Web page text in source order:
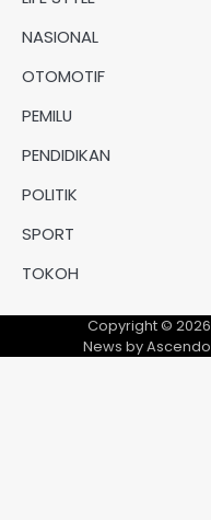
NASIONAL
OTOMOTIF
PEMILU
PENDIDIKAN
POLITIK
SPORT
TOKOH
Copyright © 2026
News by